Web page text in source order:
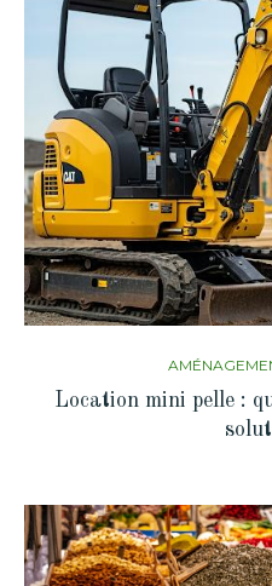
Location mini pelle :